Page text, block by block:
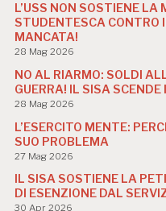
L’USS NON SOSTIENE LA
STUDENTESCA CONTRO
MANCATA!
28 Mag 2026
NO AL RIARMO: SOLDI
GUERRA! IL SISA
28 Mag 2026
L’ESERCITO MENTE:
SUO PROBLEMA
27 Mag 2026
IL SISA SOSTIENE LA
DI ESENZIONE DAL
30 Apr 2026